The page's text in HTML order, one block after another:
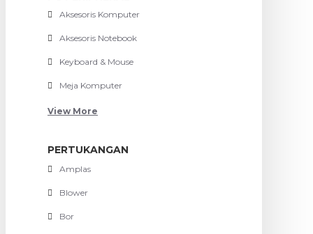
Aksesoris Komputer
Aksesoris Notebook
Keyboard & Mouse
Meja Komputer
View More
PERTUKANGAN
Amplas
Blower
Bor